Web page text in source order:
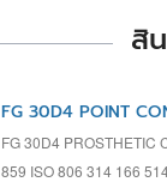
สิ
FG 30D4 POINT
FG 30D4 PROSTHETIC
859 ISO 806 314 166